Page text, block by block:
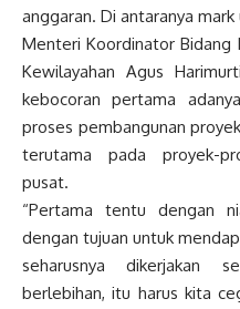
anggaran. Di antaranya
Menteri Koordinator Bidang
Kewilayahan Agus
kebocoran pertama
proses pembangunan
terutama pada proyek-
pusat.
“Pertama tentu dengan
dengan tujuan untuk
seharusnya dikerjakan
berlebihan, itu harus kita